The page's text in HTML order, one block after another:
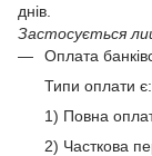
днів.
Застосується
Оплата
Типи оплати є:
1) Повна
2) Часткова